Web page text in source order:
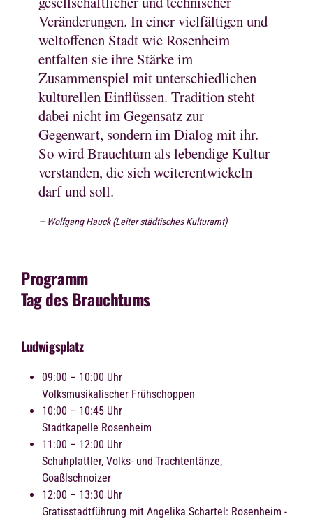
Veränderungen. In einer vielfältigen und
weltoffenen Stadt wie Rosenheim
entfalten sie ihre Stärke im
Zusammenspiel mit unterschiedlichen
kulturellen Einflüssen. Tradition steht
dabei nicht im Gegensatz zur
Gegenwart, sondern im Dialog mit ihr.
So wird Brauchtum als lebendige Kultur
verstanden, die sich weiterentwickeln
darf und soll.
Wolfgang Hauck (Leiter städtisches Kulturamt)
Programm
Tag des Brauchtums
Ludwigsplatz
09:00 – 10:00 Uhr
Volksmusikalischer Frühschoppen
10:00 – 10:45 Uhr
Stadtkapelle Rosenheim
11:00 – 12:00 Uhr
Schuhplattler, Volks- und Trachtentänze,
Goaßlschnoizer
12:00 – 13:30 Uhr
Gratisstadtführung mit Angelika Schartel: Rosenheim -